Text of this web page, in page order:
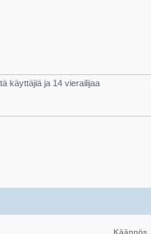
käyttäjiä ja 14 vierailijaa